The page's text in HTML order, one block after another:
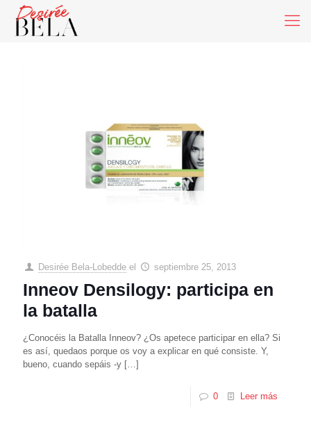
Desirée Bela-Lobedde el septiembre 25, 2013
Inneov Densilogy: participa en
la batalla
¿Conocéis la Batalla Inneov? ¿Os apetece participar en ella? Si
es así, quedaos porque os voy a explicar en qué consiste. Y,
bueno, cuando sepáis -y […]
0 Leer más